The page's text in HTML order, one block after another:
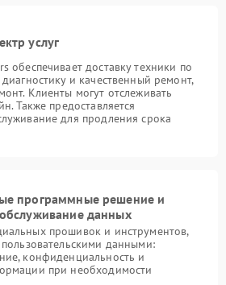
услуг
обеспечивает доставку техники по
и качественный ремонт,
Клиенты могут отслеживать
Также предоставляется
для продления срока
программные решение и
данных
прошивок и инструментов,
данными:
конфиденциальность и
при необходимости